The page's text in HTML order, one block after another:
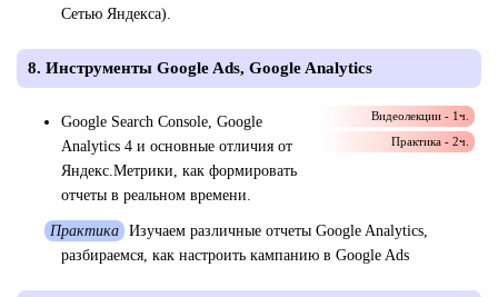
Сетью Яндекса).
8. Инструменты Google Ads, Google Analytics
Видеолекции - 1ч.
Практика - 2ч.
Google Search Console, Google
Analytics 4 и основные отличия от
Яндекс.Метрики, как формировать
отчеты в реальном времени.
Практика Изучаем различные отчеты Google Analytics,
разбираемся, как настроить кампанию в Google Ads